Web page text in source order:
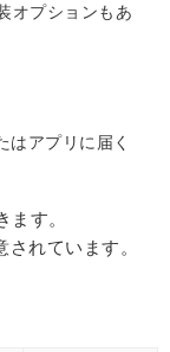
オプションもあ
アプリに届く
す。
れています。